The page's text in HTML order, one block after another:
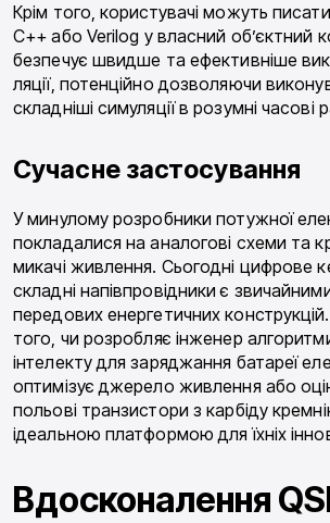
Крім того, користувачі можуть
C++ або Verilog у власний об’єктний
безпечує швидше та ефективніше
ляції, потенційно дозволяючи
складніші симуляції в розумні часові
Сучасне застосування
У минулому розробники потужної
покладалися на аналогові схеми та
микачі живлення. Сьогодні цифрове
складні напівпровідники є
передових енергетичних
того, чи розробляє інженер
інтелекту для заряджання батареї
оптимізує джерело живлення або
польові транзистори з карбіду
ідеальною платформою для їхніх
Вдосконалення